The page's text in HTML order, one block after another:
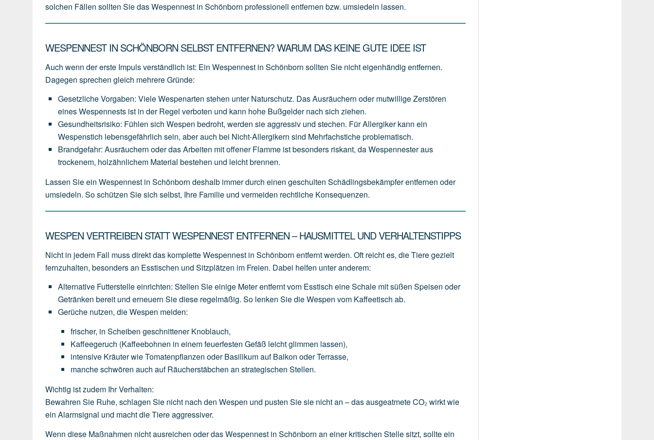
solchen Fällen sollten Sie das Wespennest in Schönborn professionell entfernen bzw. umsiedeln lassen.
WESPENNEST IN SCHÖNBORN SELBST ENTFERNEN? WARUM DAS KEINE GUTE IDEE IST
Auch wenn der erste Impuls verständlich ist: Ein Wespennest in Schönborn sollten Sie nicht eigenhändig entfernen.
Dagegen sprechen gleich mehrere Gründe:
Gesetzliche Vorgaben: VieleWespenarten stehen unter Naturschutz. DasAusräuchern oder mutwilligeZerstören
einesWespennests ist in der Regel verboten und kann hohe Bußgelder nach sich ziehen.
Gesundheitsrisiko: Fühlen sich Wespen bedroht, werden sieaggressiv und stechen. FürAllergiker kann ein
Wespenstich lebensgefährlich sein, aberauch bei Nicht-Allergikern sind Mehrfachsticheproblematisch.
Brandgefahr: Ausräuchern oderdasArbeiten mitoffener Flamme istbesonders riskant, daWespennesteraus
trockenem, holzähnlichem Material bestehen und leichtbrennen.
Lassen Sie ein Wespennest in Schönborn deshalb immer durch einen geschulten Schädlingsbekämpfer entfernen oder
umsiedeln. So schützen Sie sich selbst, Ihre Familie und vermeiden rechtliche Konsequenzen.
WESPEN VERTREIBEN STATT WESPENNEST ENTFERNEN – HAUSMITTEL UND VERHALTENSTIPPS
Nicht in jedem Fall muss direkt das komplette Wespennest in Schönborn entfernt werden. Oft reicht es, die Tiere gezielt
fernzuhalten, besonders an Esstischen und Sitzplätzen im Freien. Dabei helfen unter anderem:
Alternative Futterstelle einrichten: Stellen Sieeinige Meterentferntvom Esstisch eineSchale mitsüßen Speisen oder
Getränken bereit und erneuern Siediese regelmäßig. So lenken SiedieWespen vom Kaffeetisch ab.
Gerüche nutzen, die Wespen meiden:
frischer, in Scheiben geschnittener Knoblauch,
Kaffeegeruch (Kaffeebohnen in einemfeuerfesten Gefäß leichtglimmen lassen),
intensive KräuterwieTomatenpflanzen oder Basilikumauf Balkon oderTerrasse,
mancheschwören auch auf Räucherstäbchen an strategischen Stellen.
Wichtig ist zudem Ihr Verhalten:
Bewahren Sie Ruhe, schlagen Sie nicht nach den Wespen und pusten Sie sie nicht an – das ausgeatmete CO₂ wirkt wie
ein Alarmsignal und macht die Tiere aggressiver.
Wenn diese Maßnahmen nicht ausreichen oder das Wespennest in Schönborn an einer kritischen Stelle sitzt, sollte ein